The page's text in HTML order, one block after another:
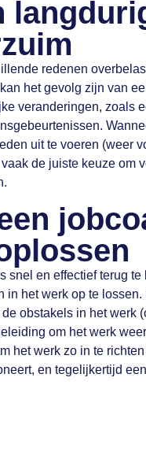
redenen
het gevolg zijn van
veranderingen, zoals
uit te voeren (weer
vaak de juiste keuze om
snel en effectief terug te
in het werk op te
obstakels in het werk
om het werk
het werk zo in te
en tegelijkertijd